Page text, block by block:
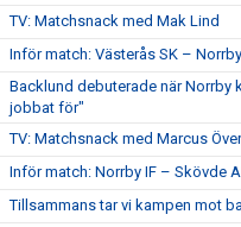
TV: Matchsnack med Mak Lind
Inför match: Västerås SK –
Backlund debuterade när Norrby
jobbat för"
TV: Matchsnack med Marcus
Inför match: Norrby IF – Skövde
Tillsammans tar vi kampen mot